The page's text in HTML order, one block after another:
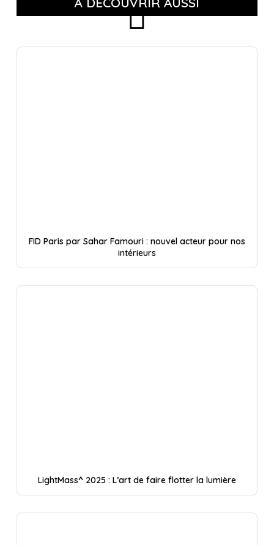
FID Paris par Sahar Famouri : nouvel acteur pour nos
intérieurs
LightMass^ 2025 : L’art de faire flotter la lumière